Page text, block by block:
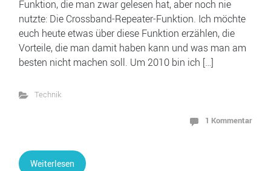
Funktion, die man zwar gelesen hat, aber noch nie
nutzte: Die Crossband-Repeater-Funktion. Ich möchte
euch heute etwas über diese Funktion erzählen, die
Vorteile, die man damit haben kann und was man am
besten nicht machen soll. Um 2010 bin ich […]
Technik
1 Kommentar
Weiterlesen